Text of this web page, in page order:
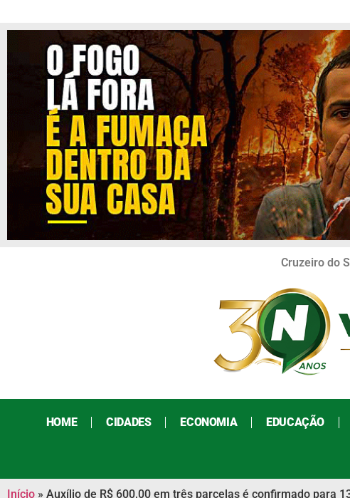
Cruzeiro do
HOME CIDADES ECONOMIA EDUCAÇÃO
Início » Auxílio de R$ 600,00 em três parcelas é confirmado para